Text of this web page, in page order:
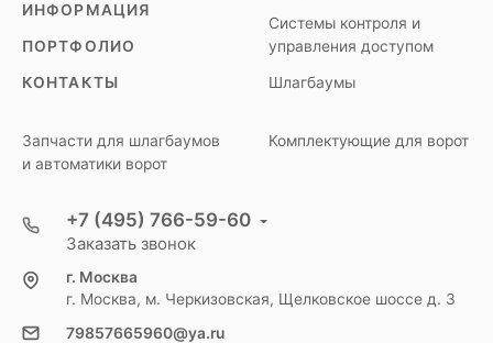
ИНФОРМАЦИЯ
ПОРТФОЛИО
КОНТАКТЫ
Системы контроля и
управления доступом
Шлагбаумы
Запчасти для шлагбаумов
и автоматики ворот
Комплектующие для ворот
+7 (495) 766-59-60
Заказать звонок
г. Москва
г. Москва, м. Черкизовская, Щелковское шоссе д. 3
79857665960@ya.ru